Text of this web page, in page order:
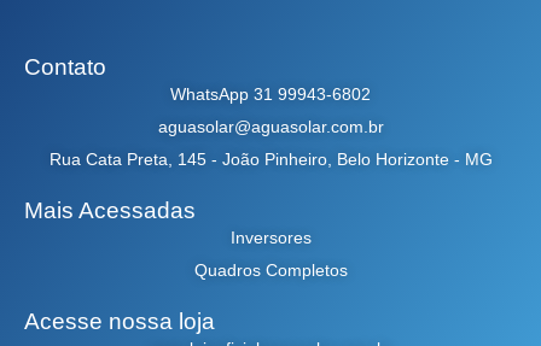
Contato
WhatsApp 31 99943-6802
aguasolar@aguasolar.com.br
Rua Cata Preta, 145 - João Pinheiro, Belo Horizonte - MG
Mais Acessadas
Inversores
Quadros Completos
Acesse nossa loja